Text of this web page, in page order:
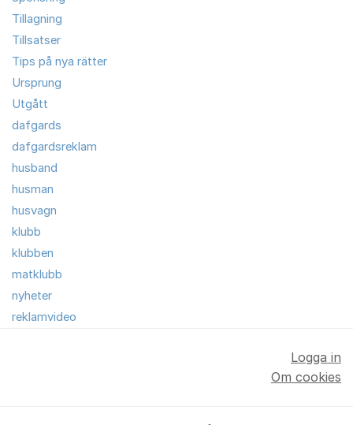
Tillagning
Tillsatser
Tips på nya rätter
Ursprung
Utgått
dafgards
dafgardsreklam
husband
husman
husvagn
klubb
klubben
matklubb
nyheter
reklamvideo
Logga in
Om cookies